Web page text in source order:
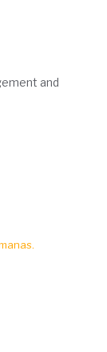
and